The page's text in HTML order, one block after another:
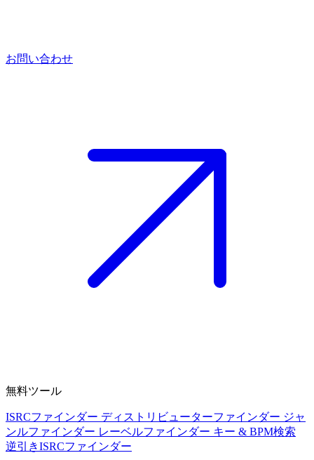
お問い合わせ
無料ツール
ISRCファインダー ディストリビューターファインダー ジャ
ンルファインダー レーベルファインダー キー & BPM検索
逆引きISRCファインダー